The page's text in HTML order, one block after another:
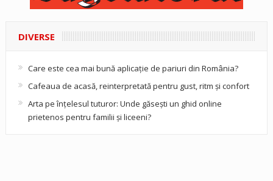
DIVERSE
Care este cea mai bună aplicație de pariuri din România?
Cafeaua de acasă, reinterpretată pentru gust, ritm și confort
Arta pe înțelesul tuturor: Unde găsești un ghid online
prietenos pentru familii și liceeni?